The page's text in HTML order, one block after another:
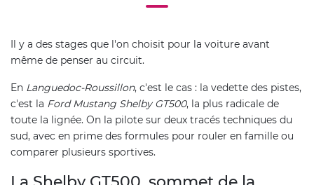
Il y a des stages que l'on choisit pour la voiture avant
même de penser au circuit.
En Languedoc-Roussillon, c'est le cas : la vedette des pistes,
c'est la Ford Mustang Shelby GT500, la plus radicale de
toute la lignée. On la pilote sur deux tracés techniques du
sud, avec en prime des formules pour rouler en famille ou
comparer plusieurs sportives.